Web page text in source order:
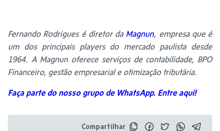
Fernando Rodrigues é diretor da Magnun, empresa que é
um dos principais players do mercado paulista desde
1964. A Magnun oferece serviços de contabilidade, BPO
Financeiro, gestão empresarial e otimização tributária.
Faça parte do nosso grupo de WhatsApp. Entre aqui!
Compartilhar